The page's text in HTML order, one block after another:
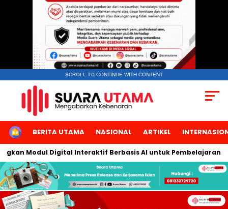
SCROLL TO CONTINUE WITH CONTENT
HOMEBERITA UTAMA NASIONAL ARTIKEL
Modul Digital Interaktif Berbasis AI untuk Pembelajaran